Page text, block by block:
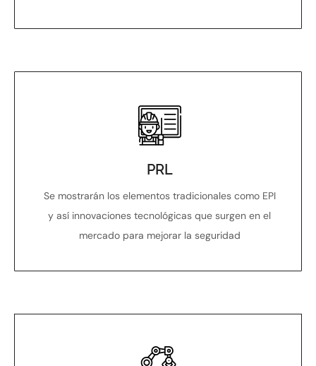
PRL
Se mostrarán los elementos tradicionales como EPI
y así innovaciones tecnológicas que surgen en el
mercado para mejorar la seguridad